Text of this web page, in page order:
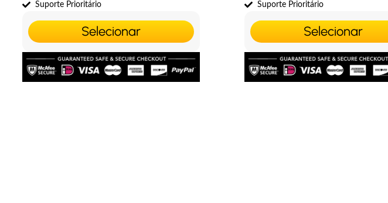
Suporte Prioritário
Selecionar
Suporte Prioritário
Selecionar